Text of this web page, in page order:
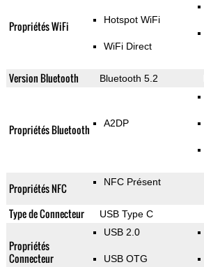
Propriétés WiFi Hotspot WiFi
WiFi Direct
Version Bluetooth Bluetooth 5.2
Propriétés Bluetooth A2DP
Propriétés NFC NFC Présent
Type de Connecteur USB Type C
Propriétés
Connecteur
USB 2.0
USB OTG